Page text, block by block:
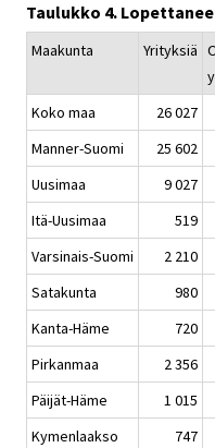
Taulukko 4.
Maakunta Yrityksiä
Koko maa
26 027
Manner-Suomi
25 602
Uusimaa
9 027
Itä-Uusimaa
519
Varsinais-Suomi
2 210
Satakunta
980
Kanta-Häme
720
Pirkanmaa
2 356
Päijät-Häme
1 015
Kymenlaakso
747